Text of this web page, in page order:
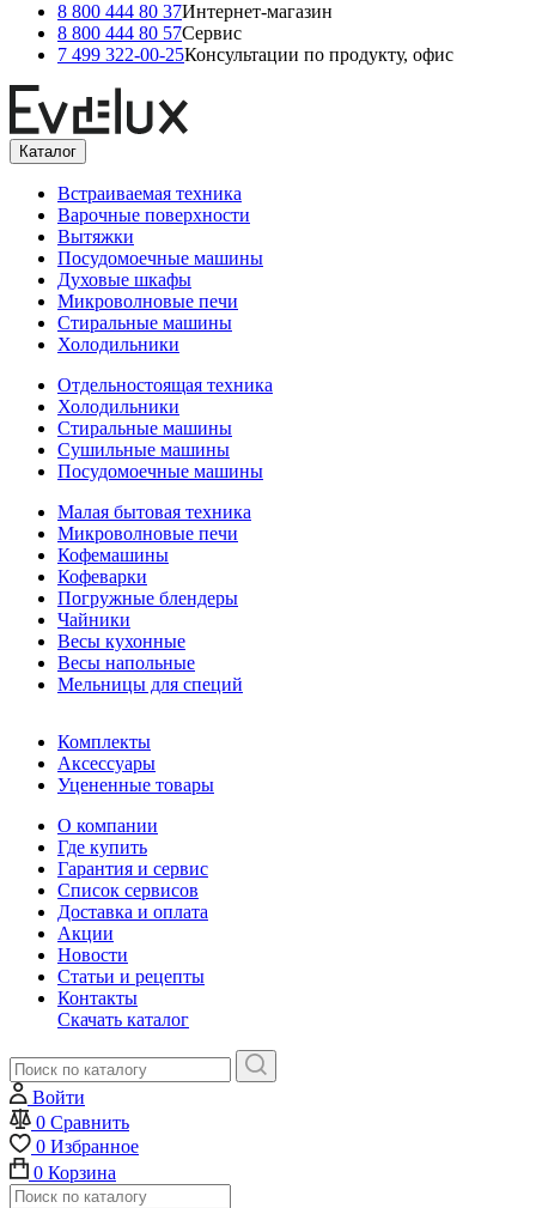
8 800 444 80 37Интернет-магазин
8 800 444 80 57Сервис
7 499 322-00-25Консультации по продукту, офис
Каталог
Встраиваемая техника
Варочные поверхности
Вытяжки
Посудомоечные машины
Духовые шкафы
Микроволновые печи
Стиральные машины
Холодильники
Отдельностоящая техника
Холодильники
Стиральные машины
Сушильные машины
Посудомоечные машины
Малая бытовая техника
Микроволновые печи
Кофемашины
Кофеварки
Погружные блендеры
Чайники
Весы кухонные
Весы напольные
Мельницы для специй
Комплекты
Аксессуары
Уцененные товары
О компании
Где купить
Гарантия и сервис
Список сервисов
Доставка и оплата
Акции
Новости
Статьи и рецепты
Контакты
Скачать каталог
Войти
0 Сравнить
0 Избранное
0 Корзина